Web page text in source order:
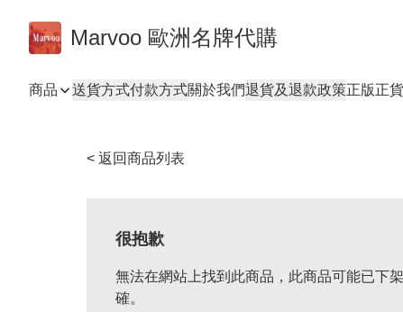
Marvoo 歐洲名牌代購
商品 送貨方式付款方式關於我們退貨及退款政策正版正
< 返回商品列表
很抱歉
無法在網站上找到此商品，此商品可能已下
確。